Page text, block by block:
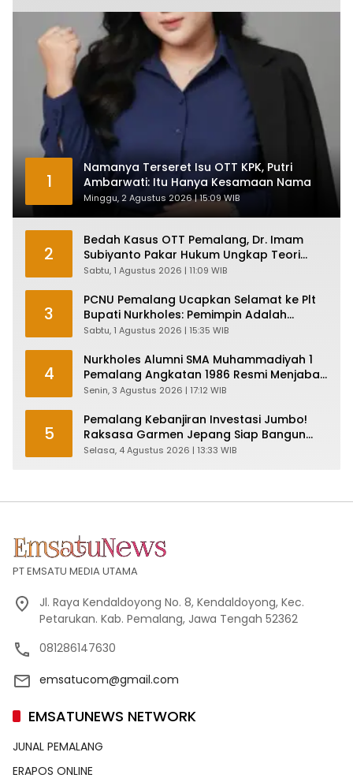
1
Namanya Terseret Isu OTT KPK, Putri
Ambarwati: Itu Hanya Kesamaan Nama
Minggu, 2 Agustus 2026 | 15:09 WIB
2
Bedah Kasus OTT Pemalang, Dr. Imam
Subiyanto Pakar Hukum Ungkap Teori
Penyertaan KPK
Sabtu, 1 Agustus 2026 | 11:09 WIB
3
PCNU Pemalang Ucapkan Selamat ke Plt
Bupati Nurkholes: Pemimpin Adalah
Pelayan Rakyat!
Sabtu, 1 Agustus 2026 | 15:35 WIB
4
Nurkholes Alumni SMA Muhammadiyah 1
Pemalang Angkatan 1986 Resmi Menjabat
Plt Bupati, Inilah Pesan Ketua Asmam 86
Senin, 3 Agustus 2026 | 17:12 WIB
5
Pemalang Kebanjiran Investasi Jumbo!
Raksasa Garmen Jepang Siap Bangun
Pabrik dan Serap Ribuan Tenaga Kerja
Selasa, 4 Agustus 2026 | 13:33 WIB
PT EMSATU MEDIA UTAMA
Jl. Raya Kendaldoyong No. 8, Kendaldoyong, Kec.
Petarukan. Kab. Pemalang, Jawa Tengah 52362
081286147630
emsatucom@gmail.com
EMSATUNEWS NETWORK
JUNAL PEMALANG
ERAPOS ONLINE